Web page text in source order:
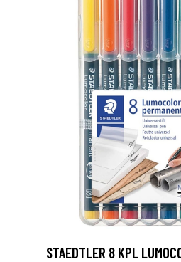
STAEDTLER 8 KPL